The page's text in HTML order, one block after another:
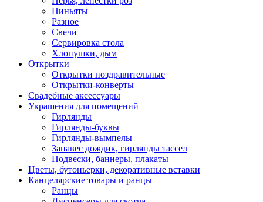
Пиньяты
Разное
Свечи
Сервировка стола
Хлопушки, дым
Открытки
Открытки поздравительные
Открытки-конверты
Свадебные аксессуары
Украшения для помещений
Гирлянды
Гирлянды-буквы
Гирлянды-вымпелы
Занавес дождик, гирлянды тассел
Подвески, баннеры, плакаты
Цветы, бутоньерки, декоративные вставки
Канцелярские товары и ранцы
Ранцы